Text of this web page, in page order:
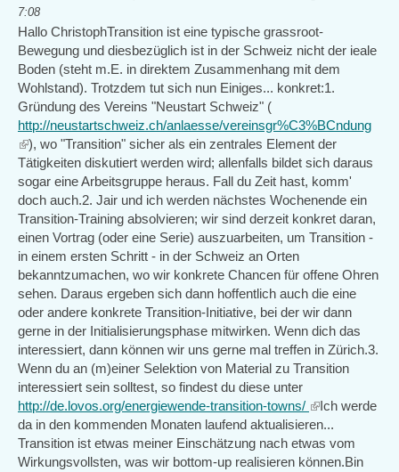
7:08
Hallo ChristophTransition ist eine typische grassroot-
Bewegung und diesbezüglich ist in der Schweiz nicht der ieale
Boden (steht m.E. in direktem Zusammenhang mit dem
Wohlstand). Trotzdem tut sich nun Einiges... konkret:1.
Gründung des Vereins "Neustart Schweiz" (
http://neustartschweiz.ch/anlaesse/vereinsgr%C3%BCndung
(link
is
external)
), wo "Transition" sicher als ein zentrales Element der
Tätigkeiten diskutiert werden wird; allenfalls bildet sich daraus
sogar eine Arbeitsgruppe heraus. Fall du Zeit hast, komm'
doch auch.2. Jair und ich werden nächstes Wochenende ein
Transition-Training absolvieren; wir sind derzeit konkret daran,
einen Vortrag (oder eine Serie) auszuarbeiten, um Transition -
in einem ersten Schritt - in der Schweiz an Orten
bekanntzumachen, wo wir konkrete Chancen für offene Ohren
sehen. Daraus ergeben sich dann hoffentlich auch die eine
oder andere konkrete Transition-Initiative, bei der wir dann
gerne in der Initialisierungsphase mitwirken. Wenn dich das
interessiert, dann können wir uns gerne mal treffen in Zürich.3.
Wenn du an (m)einer Selektion von Material zu Transition
interessiert sein solltest, so findest du diese unter
http://de.lovos.org/energiewende-transition-towns/ (link
is
external)
Ich werde
da in den kommenden Monaten laufend aktualisieren...
Transition ist etwas meiner Einschätzung nach etwas vom
Wirkungsvollsten, was wir bottom-up realisieren können.Bin